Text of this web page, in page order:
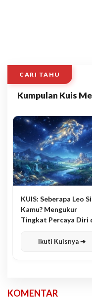
CARI TAHU
Kumpulan Kuis
KUIS: Seberapa Leo
Kamu? Mengukur
Tingkat Percaya Diri
Ikuti Kuisnya ➔
KOMENTAR